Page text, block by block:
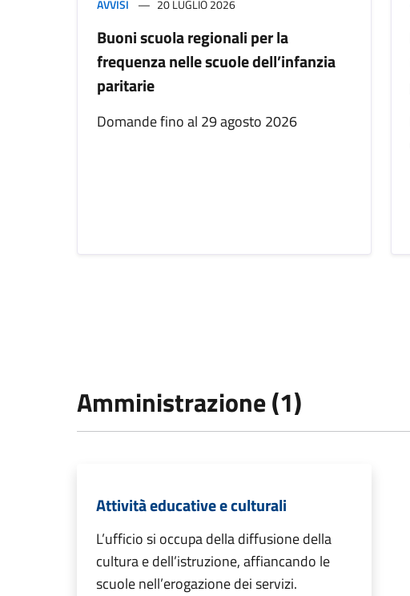
AVVISI 20 LUGLIO 2026
Buoni scuola regionali per la
frequenza nelle scuole dell’infanzia
paritarie
Domande fino al 29 agosto 2026
Amministrazione (1)
Attività educative e culturali
L’ufficio si occupa della diffusione della
cultura e dell’istruzione, affiancando le
scuole nell’erogazione dei servizi.